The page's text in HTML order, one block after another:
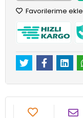
Favorilerime ekle